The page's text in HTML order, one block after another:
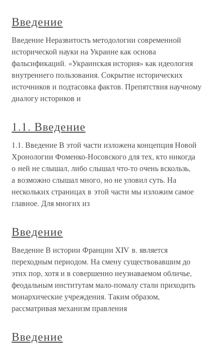
Введение
Введение Неразвитость методологии современной
исторической науки на Украине как основа
фальсификаций. «Украинская история» как идеология
внутреннего пользования. Сокрытие исторических
источников и подтасовка фактов. Препятствия научному
диалогу историков и
1.1. Введение
1.1. Введение В этой части изложена концепция Новой
Хронологии Фоменко-Носовского для тех, кто никогда
о ней не слышал, либо слышал что-то очень вскользь,
а возможно слышал много, но не уловил суть. На
нескольких страницах в этой части мы изложим самое
главное. Для многих из
Введение
Введение В истории Франции XIV в. является
переходным периодом. На смену существовавшим до
этих пор, хотя и в совершенно неузнаваемом обличье,
феодальным институтам мало-помалу стали приходить
монархические учреждения. Таким образом,
рассматривая механизм правления
Введение